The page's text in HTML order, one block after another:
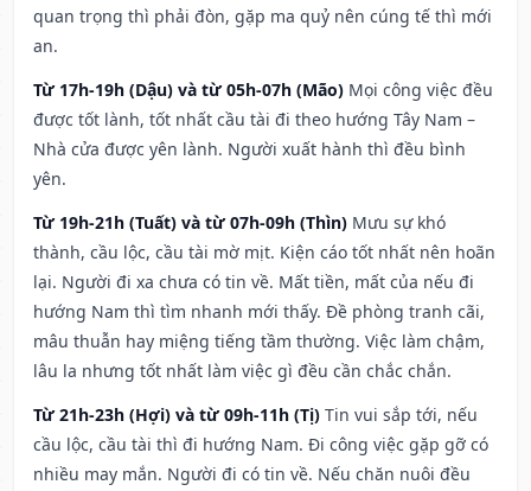
quan trọng thì phải đòn, gặp ma quỷ nên cúng tế thì mới
an.
Từ 17h-19h (Dậu) và từ 05h-07h (Mão) Mọi công việc đều
được tốt lành, tốt nhất cầu tài đi theo hướng Tây Nam –
Nhà cửa được yên lành. Người xuất hành thì đều bình
yên.
Từ 19h-21h (Tuất) và từ 07h-09h (Thìn) Mưu sự khó
thành, cầu lộc, cầu tài mờ mịt. Kiện cáo tốt nhất nên hoãn
lại. Người đi xa chưa có tin về. Mất tiền, mất của nếu đi
hướng Nam thì tìm nhanh mới thấy. Đề phòng tranh cãi,
mâu thuẫn hay miệng tiếng tầm thường. Việc làm chậm,
lâu la nhưng tốt nhất làm việc gì đều cần chắc chắn.
Từ 21h-23h (Hợi) và từ 09h-11h (Tị) Tin vui sắp tới, nếu
cầu lộc, cầu tài thì đi hướng Nam. Đi công việc gặp gỡ có
nhiều may mắn. Người đi có tin về. Nếu chăn nuôi đều